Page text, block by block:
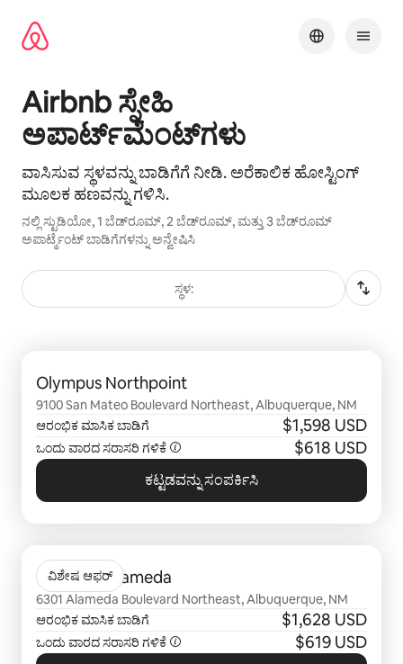
ಹೋಗಿ
Airbnb ಸ್ನೇಹಿ
ಅಪಾರ್ಟ್‌ಮೆಂಟ್‌ಗಳು
ವಾಸಿಸುವ ಸ್ಥಳವನ್ನು ಬಾಡಿಗೆಗೆ ನೀಡಿ. ಅರೆಕಾಲಿಕ ಹೋಸ್ಟಿಂಗ್
ಮೂಲಕ ಹಣವನ್ನು ಗಳಿಸಿ.
ನಲ್ಲಿ ಸ್ಟುಡಿಯೋ, 1 ಬೆಡ್‌ರೂಮ್, 2 ಬೆಡ್‌ರೂಮ್, ಮತ್ತು 3 ಬೆಡ್‌ರೂಮ್
ಅಪಾರ್ಟ್ಮೆಂಟ್ ಬಾಡಿಗೆಗಳನ್ನು ಅನ್ವೇಷಿಸಿ
ಸ್ಥಳ:
Olympus Northpoint
9100 San Mateo Boulevard Northeast, Albuquerque, NM
ಆರಂಭಿಕ ಮಾಸಿಕ ಬಾಡಿಗೆ
$1,598 USD
ಒಂದು ವಾರದ ಸರಾಸರಿ ಗಳಿಕೆ $618 USD
ಕಟ್ಟಡವನ್ನು ಸಂಪರ್ಕಿಸಿ
ವಿಶೇಷ ಆಫರ್
Olympus Alameda
6301 Alameda Boulevard Northeast, Albuquerque, NM
ಆರಂಭಿಕ ಮಾಸಿಕ ಬಾಡಿಗೆ
$1,628 USD
ಒಂದು ವಾರದ ಸರಾಸರಿ ಗಳಿಕೆ $619 USD